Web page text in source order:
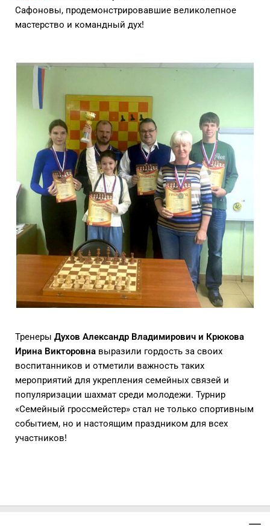
Сафоновы, продемонстрировавшие великолепное
мастерство и командный дух!
Тренеры Духов Александр Владимирович и Крюкова
Ирина Викторовна выразили гордость за своих
воспитанников и отметили важность таких
мероприятий для укрепления семейных связей и
популяризации шахмат среди молодежи. Турнир
«Семейный гроссмейстер» стал не только спортивным
событием, но и настоящим праздником для всех
участников!